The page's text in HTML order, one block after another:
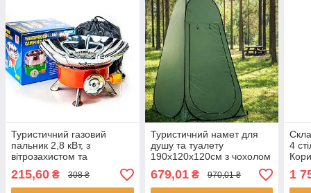
Туристичний газовий
пальник 2,8 кВт, з
вітрозахистом та
Портативна газова плита
215,60 ₴ 308 ₴
Туристичний намет для
душу та туалету
190х120х120см з чохолом
роздягальня для літнього
кемпінгу
679,01₴ 970,01 ₴
4
1